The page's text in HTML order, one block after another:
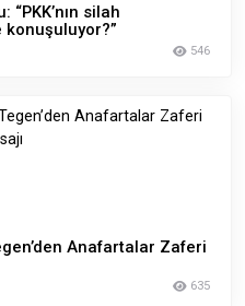
silah
konuşuluyor?”
546
Anafartalar Zaferi
635